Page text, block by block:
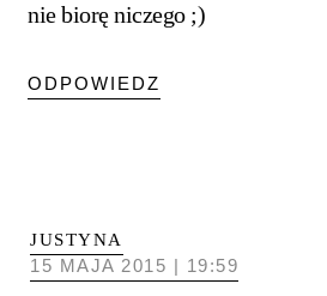
nie biorę niczego ;)
ODPOWIEDZ
JUSTYNA
15 MAJA 2015 | 19:59